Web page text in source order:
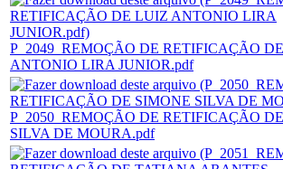
P_2049_REMOÇÃO DE RETIFICAÇÃO
ANTONIO LIRA JUNIOR.pdf
P_2050_REMOÇÃO DE RETIFICAÇÃO
SILVA DE MOURA.pdf